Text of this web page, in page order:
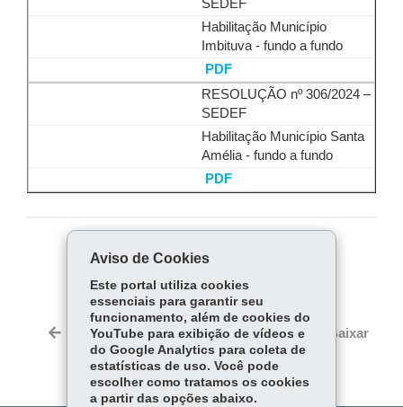
SEDEF
Habilitação Município
Imbituva - fundo a fundo
PDF
RESOLUÇÃO nº 306/2024 –
SEDEF
Habilitação Município Santa
Amélia - fundo a fundo
PDF
COMPARTILHE:
Fa
ce
bo
ok
Tw
itt
er
ts
Ap
p
Voltar Início Imprimir Baixar
Aviso de Cookies
Este portal utiliza cookies
essenciais para garantir seu
funcionamento, além de cookies do
YouTube para exibição de vídeos e
do Google Analytics para coleta de
estatísticas de uso. Você pode
escolher como tratamos os cookies
a partir das opções abaixo.